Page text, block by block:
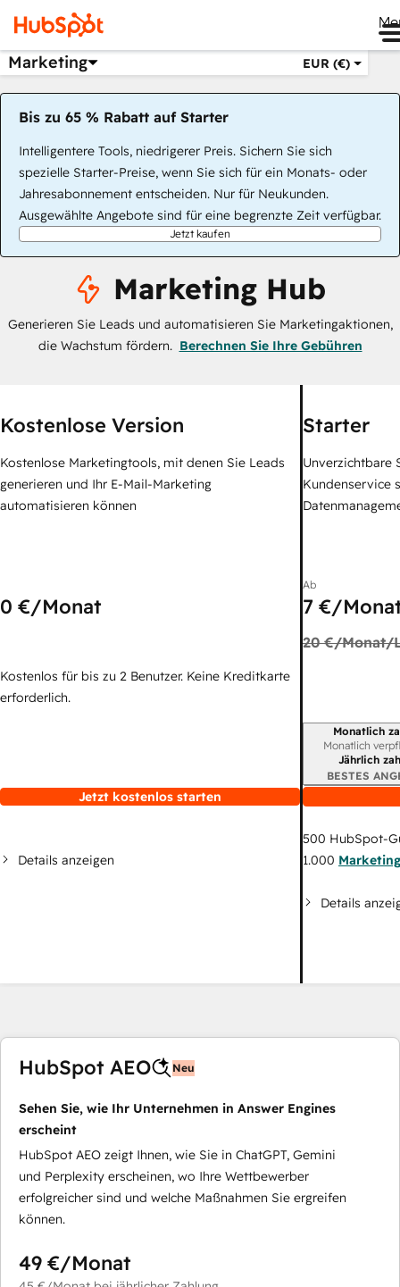
Marketing EUR (€)
Bis zu 65 % Rabatt auf Starter
Intelligentere Tools, niedrigerer Preis. Sichern Sie sich
spezielle Starter-Preise, wenn Sie sich für ein Monats- oder
Jahresabonnement entscheiden. Nur für Neukunden.
Ausgewählte Angebote sind für eine begrenzte Zeit verfügbar.
Jetzt kaufen
Marketing Hub
Generieren Sie Leads und automatisieren Sie Marketingaktionen,
die Wachstum fördern. Berechnen Sie Ihre Gebühren
Kostenlose Version
Kostenlose Marketingtools, mit denen Sie Leads
generieren und Ihr E-Mail-Marketing
automatisieren können
0 €/Monat
Kostenlos für bis zu 2 Benutzer. Keine Kreditkarte
erforderlich.
Jetzt kostenlos starten
Details anzeigen
Starter
Unverzichtbare
Kundenservice
Ab
7 €/
20 €/Monat/
Monatlich
Monatlich
Jährlich
BESTES
500 HubSpot-
1.000
Details
HubSpot AEO Neu
Sehen Sie, wie Ihr Unternehmen in Answer Engines
erscheint
HubSpot AEO zeigt Ihnen, wie Sie in ChatGPT, Gemini
und Perplexity erscheinen, wo Ihre Wettbewerber
erfolgreicher sind und welche Maßnahmen Sie ergreifen
können.
49 €/Monat